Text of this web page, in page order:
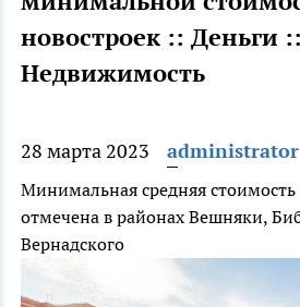
новостроек :: Деньги
Недвижимость
28 марта 2023 administrator
Минимальная средняя стоимость
отмечена в районах Вешняки,
Вернадского